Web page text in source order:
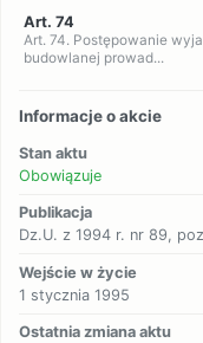
Art. 74
Art. 74. Postępowanie
budowlanej prowad...
Informacje o akcie
Stan aktu
Obowiązuje
Publikacja
Dz.U. z 1994 r. nr 89,
Wejście w życie
1 stycznia 1995
Ostatnia zmiana aktu